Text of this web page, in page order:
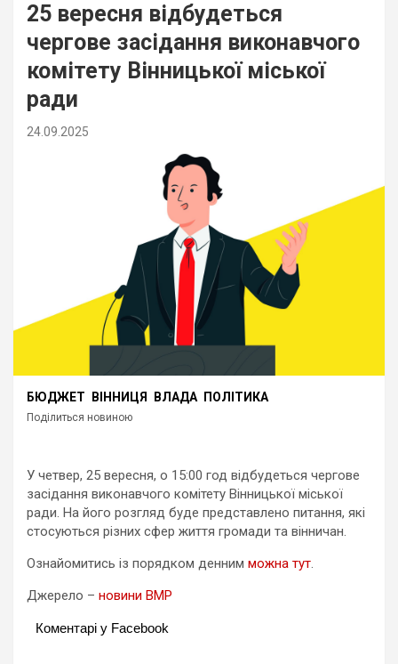
25 вересня відбудеться
чергове засідання виконавчого
комітету Вінницької міської
ради
24.09.2025
БЮДЖЕТ ВІННИЦЯ ВЛАДА ПОЛІТИКА
Поділиться новиною
У четвер, 25 вересня, о 15:00 год відбудеться чергове
засідання виконавчого комітету Вінницької міської
ради. На його розгляд буде представлено питання, які
стосуються різних сфер життя громади та вінничан.
Ознайомитись із порядком денним можна тут.
Джерело – новини ВМР
Коментарі у Facebook